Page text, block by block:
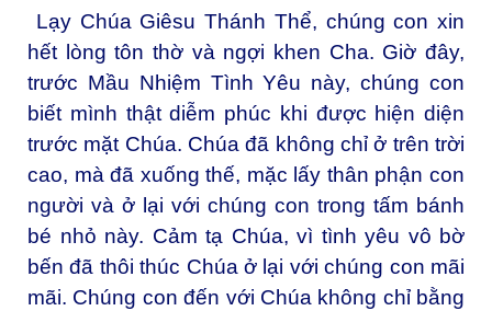
Lạy Chúa Giêsu Thánh Thể, chúng con xin
hết lòng tôn thờ và ngợi khen Cha. Giờ đây,
trước Mầu Nhiệm Tình Yêu này, chúng con
biết mình thật diễm phúc khi được hiện diện
trước mặt Chúa. Chúa đã không chỉ ở trên trời
cao, mà đã xuống thế, mặc lấy thân phận con
người và ở lại với chúng con trong tấm bánh
bé nhỏ này. Cảm tạ Chúa, vì tình yêu vô bờ
bến đã thôi thúc Chúa ở lại với chúng con mãi
mãi. Chúng con đến với Chúa không chỉ bằng